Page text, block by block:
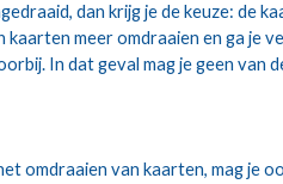
dan krijg je de keuze: de
kaarten meer omdraaien en ga je
In dat geval mag je geen van
omdraaien van kaarten, mag je